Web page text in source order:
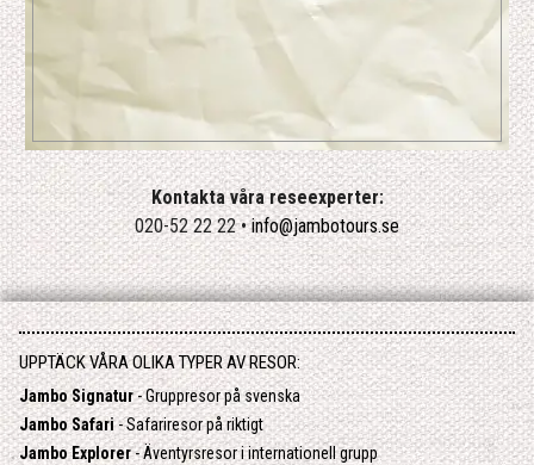
Kontakta våra reseexperter:
020-52 22 22 •info@jambotours.se
UPPTÄCK VÅRA OLIKA TYPER AV RESOR:
Jambo Signatur- Gruppresor på svenska
Jambo Safari- Safariresor på riktigt
Jambo Explorer- Äventyrsresor i internationell grupp